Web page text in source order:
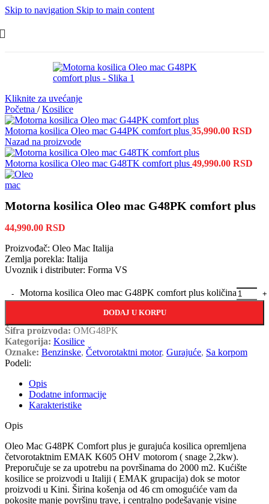
Skip to navigation Skip to main content
Kliknite za uvećanje
Početna / Kosilice
Motorna kosilica Oleo mac G44PK comfort plus 35,990.00 RSD
Nazad na proizvode
Motorna kosilica Oleo mac G48TK comfort plus 49,990.00 RSD
Motorna kosilica Oleo mac G48PK comfort plus
44,990.00 RSD
Proizvođač: Oleo Mac Italija
Zemlja porekla: Italija
Uvoznik i distributer: Forma VS
Motorna kosilica Oleo mac G48PK comfort plus količina
DODAJ U KORPU
Šifra proizvoda: OMG48PK
Kategorija: Kosilice
Oznake: Benzinske, Četvorotaktni motor, Gurajuće, Sa korpom
Podeli:
Opis
Dodatne informacije
Karakteristike
Opis
Oleo Mac G48PK Comfort plus je gurajuća kosilica opremljena
četvorotaktnim EMAK K605 OHV motorom ( snage 2,2kw).
Preporučuje se za upotrebu na površinama do 2000 m2. Kućište
kosilice se proizvodi u Italiji ( EMAK grupacija) dok se motor
proizvodi u Kini. Širina košenja od 46 cm omogućiće vam da
pokosite manje površinu trave, i centralno podešavanje visine